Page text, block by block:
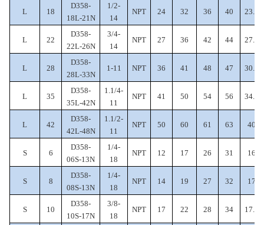
L 18
D358-
18L-21N
1/2-
14
NPT 24 32 36 40 23.5
L 22
D358-
22L-26N
3/4-
14
NPT 27 36 42 44 27.5
L 28
D358-
28L-33N
1-11 NPT 36 41 48 47 30.5
L 35
D358-
35L-42N
1.1/4-
11
NPT 41 50 54 56 34.5
L 42
D358-
42L-48N
1.1/2-
11
NPT 50 60 61 63 40
S 6
D358-
06S-13N
1/4-
18
NPT 12 17 26 31 16
S 8
D358-
08S-13N
1/4-
18
NPT 14 19 27 32 17
S 10
D358-
10S-17N
3/8-
18
NPT 17 22 28 34 17.5